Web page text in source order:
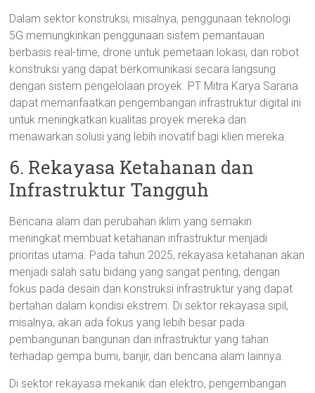
Dalam sektor konstruksi, misalnya, penggunaan teknologi
5G memungkinkan penggunaan sistem pemantauan
berbasis real-time, drone untuk pemetaan lokasi, dan robot
konstruksi yang dapat berkomunikasi secara langsung
dengan sistem pengelolaan proyek. PT Mitra Karya Sarana
dapat memanfaatkan pengembangan infrastruktur digital ini
untuk meningkatkan kualitas proyek mereka dan
menawarkan solusi yang lebih inovatif bagi klien mereka.
6. Rekayasa Ketahanan dan
Infrastruktur Tangguh
Bencana alam dan perubahan iklim yang semakin
meningkat membuat ketahanan infrastruktur menjadi
prioritas utama. Pada tahun 2025, rekayasa ketahanan akan
menjadi salah satu bidang yang sangat penting, dengan
fokus pada desain dan konstruksi infrastruktur yang dapat
bertahan dalam kondisi ekstrem. Di sektor rekayasa sipil,
misalnya, akan ada fokus yang lebih besar pada
pembangunan bangunan dan infrastruktur yang tahan
terhadap gempa bumi, banjir, dan bencana alam lainnya.
Di sektor rekayasa mekanik dan elektro, pengembangan